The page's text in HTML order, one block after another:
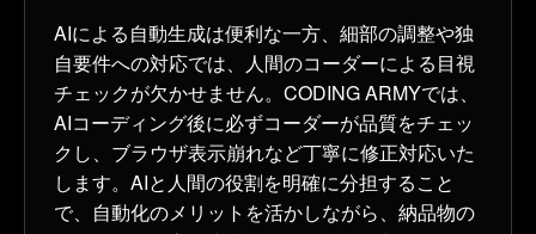
AIによる自動生成は便利な一方、細部の調整や独
自要件への対応では、人間のコーダーによる目視
チェックが欠かせません。CODING ARMYでは、
AIコーディング後に必ずコーダーが品質をチェッ
クし、ブラウザ表示崩れなど丁寧に修正対応いた
します。AIと人間の役割を明確に分担すること
で、自動化のメリットを活かしながら、納品物の